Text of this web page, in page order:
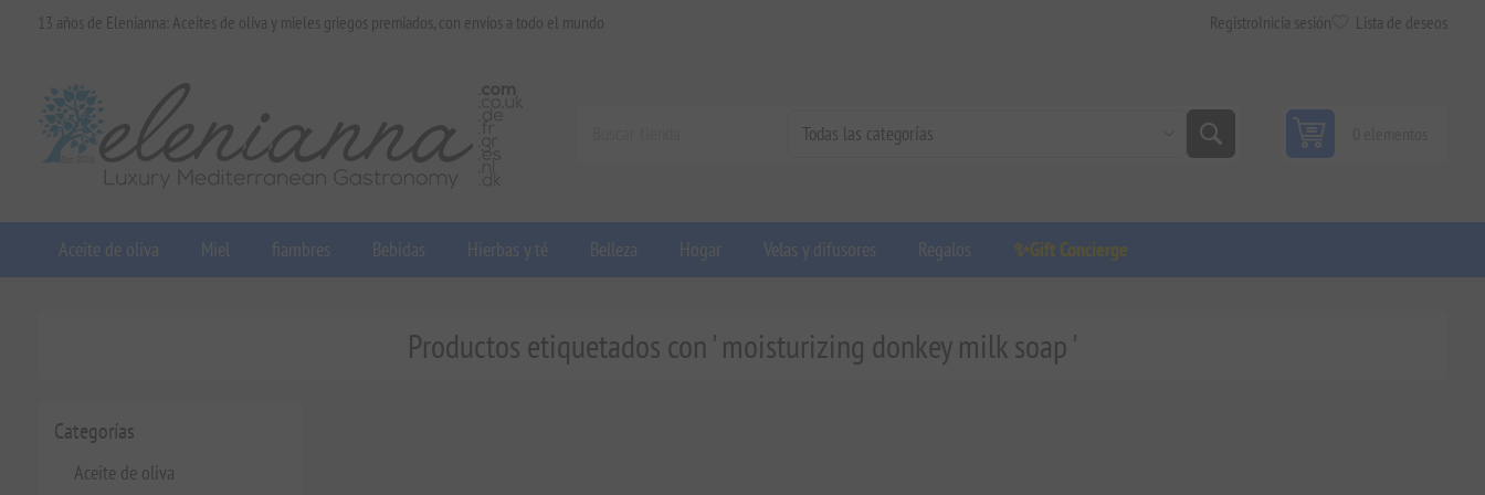
13 años de Elenianna: Aceites de oliva y mieles griegos premiados, con envíos a todo el mundo Registro Inicia sesión Lista de deseos
Aceite de oliva Miel fiambres Bebidas Hierbas y té Belleza Hogar Velas y difusores Regalos ✨Gift Concierge
Categorías
Aceite de oliva
Productos etiquetados con ' moisturizing donkey milk soap '